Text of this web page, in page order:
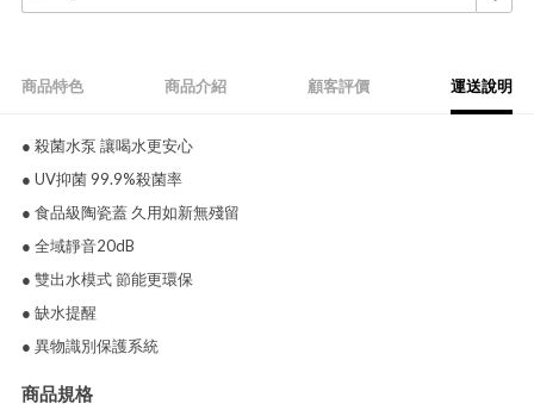
商品特色 商品介紹 顧客評價 運送說明
● 殺菌水泵 讓喝水更安心
● UV抑菌 99.9%殺菌率
● 食品級陶瓷蓋 久用如新無殘留
● 全域靜音20dB
● 雙出水模式 節能更環保
● 缺水提醒
● 異物識別保護系統
商品規格